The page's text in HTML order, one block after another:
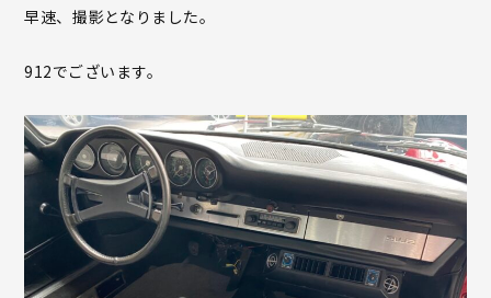
早速、撮影となりました。
912でございます。